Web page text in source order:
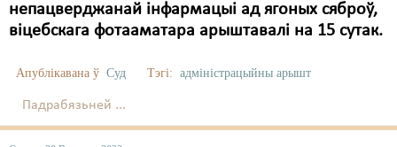
непацверджанай інфармацыі ад ягоных сяброў,
віцебскага фотааматара арыштавалі на 15 сутак.
Апублікавана ў Суд Тэгі: адміністрацыйны арышт
Падрабязьней ...